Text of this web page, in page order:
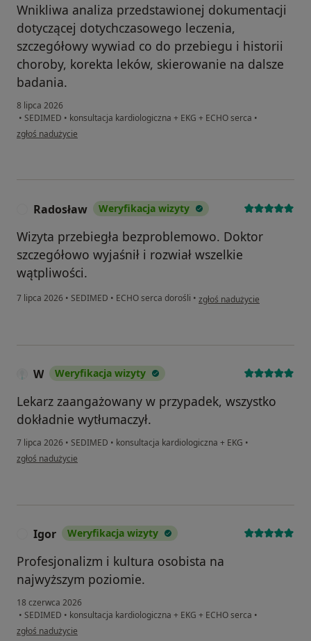
Wnikliwa analiza przedstawionej dokumentacji
dotyczącej dotychczasowego leczenia,
szczegółowy wywiad co do przebiegu i historii
choroby, korekta leków, skierowanie na dalsze
badania.
8 lipca 2026
• SEDIMED • konsultacja kardiologiczna + EKG + ECHO serca •
w opinii użytkownika Hanna
zgłoś nadużycie
Radosław Weryfikacja wizyty
Wizyta przebiegła bezproblemowo. Doktor
szczegółowo wyjaśnił i rozwiał wszelkie
wątpliwości.
7 lipca 2026 • SEDIMED • ECHO serca dorośli • w opinii użytkownika
zgłoś nadużycie
W Weryfikacja wizyty
Lekarz zaangażowany w przypadek, wszystko
dokładnie wytłumaczył.
7 lipca 2026 • SEDIMED • konsultacja kardiologiczna + EKG •
w opinii użytkownika W
zgłoś nadużycie
Igor Weryfikacja wizyty
Profesjonalizm i kultura osobista na
najwyższym poziomie.
18 czerwca 2026
• SEDIMED • konsultacja kardiologiczna + EKG + ECHO serca •
w opinii użytkownika Igor
zgłoś nadużycie